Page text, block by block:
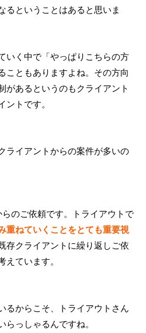
るということはあると思いま
いく中で「やっぱりこちらの方
こともありますよね。その方向
があるというのもクライアント
ントです。
ライアントからの案件が多いの
のご依頼です。トライアウトで
重ねていくことをとても重要視
存クライアントに繰り返しご依
えています。
るからこそ、トライアウトさん
らっしゃるんですね。